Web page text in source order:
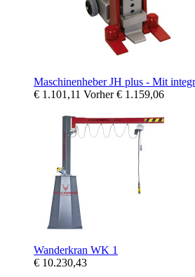
Maschinenheber JH plus - Mit
€ 1.101,11 Vorher€ 1.159,06
Wanderkran WK 1
€ 10.230,43